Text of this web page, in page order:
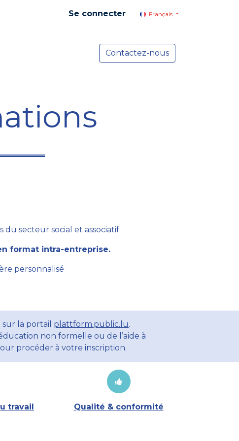
Se connecter Français
Actualités
Contactez-nous
du secteur social et associatif.
format intra-entreprise.
personnalisé
la portail plattform.public.lu.
non formelle ou de l’aide à
procéder à votre inscription.
travail Qualité & conformité